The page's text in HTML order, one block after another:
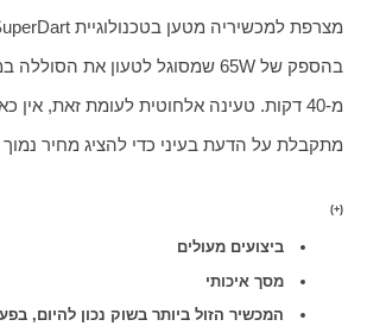
מתקבלת על הדעת בעיני כדי להציג מחיר נמוך
(+)
ביצועים מעולים
מסך איכותי
המכשיר הזול ביותר בשוק נכון להיום,